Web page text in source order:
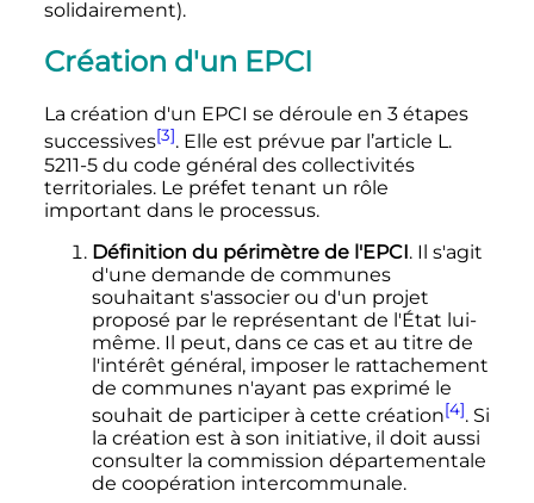
solidairement).
Création d'un EPCI
La création d'un EPCI se déroule en 3 étapes
successives[3]. Elle est prévue par l’article L.
5211-5 du code général des collectivités
territoriales. Le préfet tenant un rôle
important dans le processus.
Définition du périmètre de l'EPCI. Il s'agit
d'une demande de communes
souhaitant s'associer ou d'un projet
proposé par le représentant de l'État lui-
même. Il peut, dans ce cas et au titre de
l'intérêt général, imposer le rattachement
de communes n'ayant pas exprimé le
souhait de participer à cette création[4]. Si
la création est à son initiative, il doit aussi
consulter la commission départementale
de coopération intercommunale.